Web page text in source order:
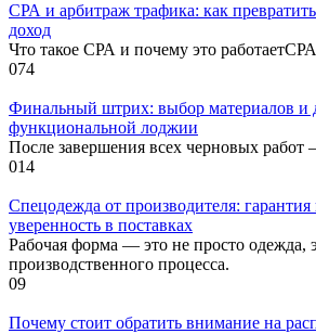
СРА и арбитраж трафика: как
доход
Что такое СРА и почему это
074
Финальный штрих: выбор материалов и
функциональной лоджии
После завершения всех черновых работ
014
Спецодежда от производителя: гарантия
уверенность в поставках
Рабочая форма — это не просто одежда,
производственного процесса.
09
Почему стоит обратить внимание на